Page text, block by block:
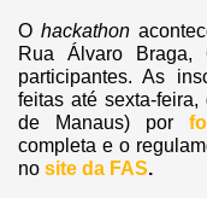
O hackathon
Rua Álvaro
participantes. As
feitas até sexta-
de Manaus) por
completa e o
no site da FAS.